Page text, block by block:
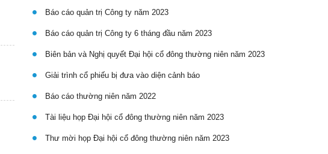
Báo cáo quản trị Công ty năm 2023
Báo cáo quản trị Công ty 6 tháng đầu năm 2023
Biên bản và Nghị quyết Đại hội cổ đông thường niên năm 2023
Giải trình cổ phiếu bị đưa vào diện cảnh báo
Báo cáo thường niên năm 2022
Tài liệu họp Đại hội cổ đông thường niên năm 2023
Thư mời họp Đại hội cổ đông thường niên năm 2023